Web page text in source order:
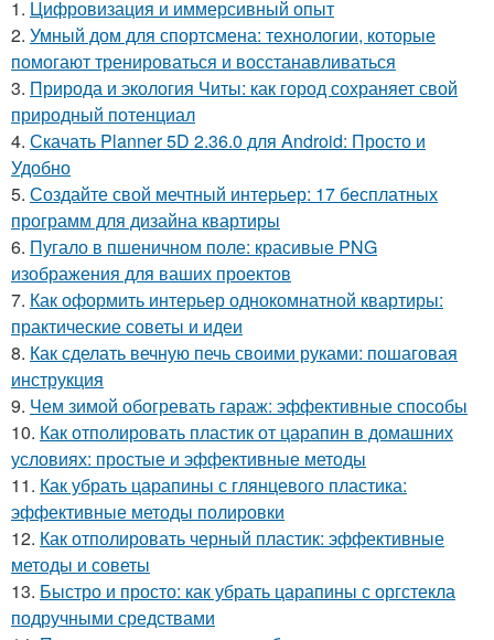
1. Цифровизация и иммерсивный опыт
2. Умный дом для спортсмена: технологии, которые
помогают тренироваться и восстанавливаться
3. Природа и экология Читы: как город сохраняет свой
природный потенциал
4. Скачать Planner 5D 2.36.0 для Android: Просто и
Удобно
5. Создайте свой мечтный интерьер: 17 бесплатных
программ для дизайна квартиры
6. Пугало в пшеничном поле: красивые PNG
изображения для ваших проектов
7. Как оформить интерьер однокомнатной квартиры:
практические советы и идеи
8. Как сделать вечную печь своими руками: пошаговая
инструкция
9. Чем зимой обогревать гараж: эффективные способы
10. Как отполировать пластик от царапин в домашних
условиях: простые и эффективные методы
11. Как убрать царапины с глянцевого пластика:
эффективные методы полировки
12. Как отполировать черный пластик: эффективные
методы и советы
13. Быстро и просто: как убрать царапины с оргстекла
подручными средствами